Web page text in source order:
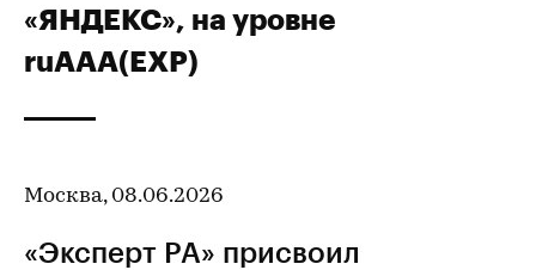
«ЯНДЕКС», на уровне
ruAAA(EXP)
Москва, 08.06.2026
«Эксперт РА» присвоил